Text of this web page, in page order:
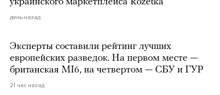
украинского маркетплейса Rozetka
день назад
Эксперты составили рейтинг лучших
европейских разведок. На первом месте —
британская MI6, на четвертом — СБУ и ГУР
21 час назад